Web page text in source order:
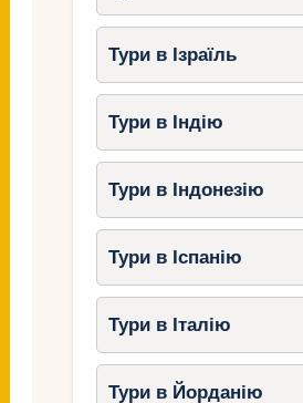
Тури в Ізраїль
Тури в Індію
Тури в Індонезію
Тури в Іспанію
Тури в Італію
Тури в Йорданію